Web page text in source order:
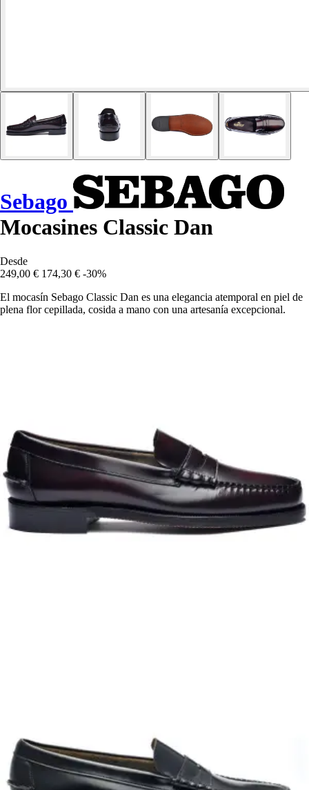
Sebago
Mocasines Classic Dan
Desde
249,00 € 174,30 € -30%
El mocasín Sebago Classic Dan es una elegancia atemporal en piel de
plena flor cepillada, cosida a mano con una artesanía excepcional.